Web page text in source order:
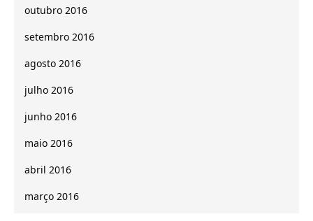
outubro 2016
setembro 2016
agosto 2016
julho 2016
junho 2016
maio 2016
abril 2016
março 2016